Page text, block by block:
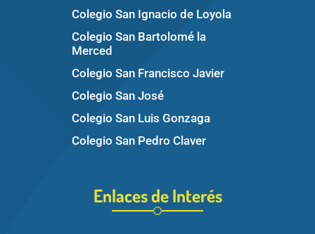
Colegio San Ignacio de Loyola
Colegio San Bartolomé la
Merced
Colegio San Francisco Javier
Colegio San José
Colegio San Luis Gonzaga
Colegio San Pedro Claver
Enlaces de Interés